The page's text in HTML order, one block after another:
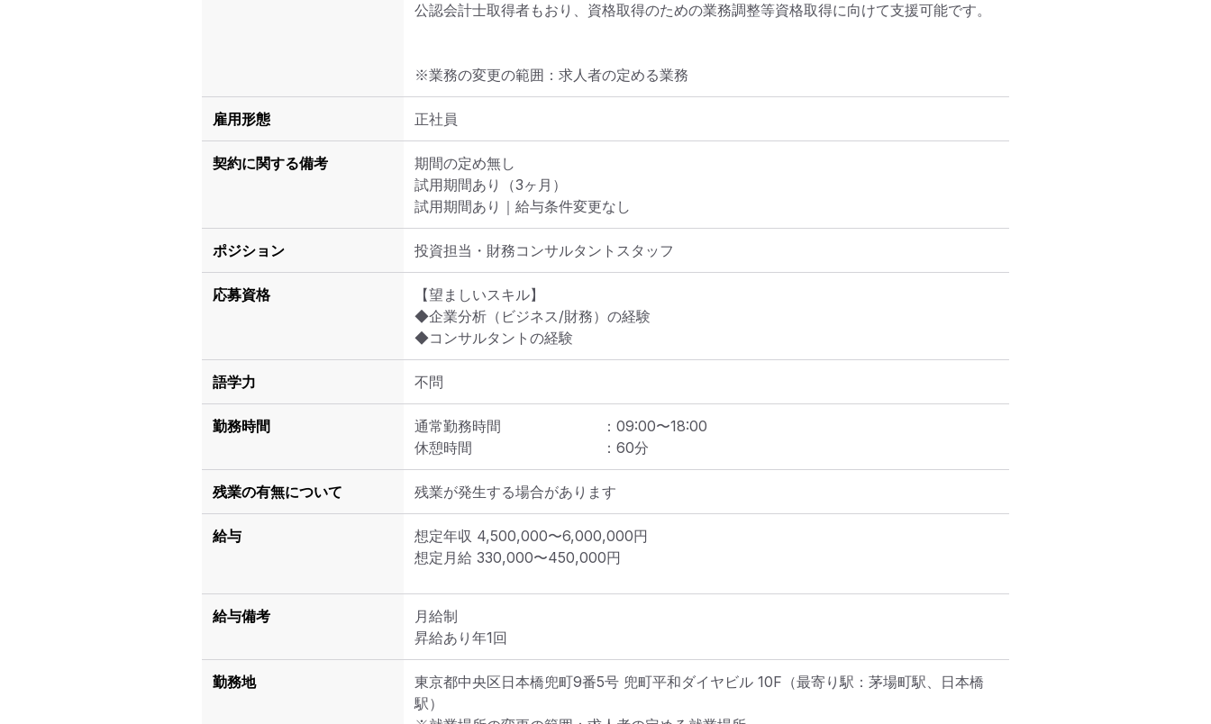
公認会計士取得者もおり、資格取得のための業務調整等資格取得に向けて支援可能です。
※業務の変更の範囲：求人者の定める業務
雇用形態 正社員
契約に関する備考
期間の定め無し
試用期間あり（3ヶ月）
試用期間あり｜給与条件変更なし
ポジション 投資担当・財務コンサルタントスタッフ
応募資格
【望ましいスキル】
◆企業分析（ビジネス/財務）の経験
◆コンサルタントの経験
語学力 不問
勤務時間 通常勤務時間 ： 09:00〜18:00
休憩時間
： 60分
残業の有無について 残業が発生する場合があります
給与 想定年収 4,500,000〜6,000,000円
想定月給 330,000〜450,000円
給与備考
月給制
昇給あり年1回
勤務地 東京都中央区日本橋兜町9番5号 兜町平和ダイヤビル 10F （最寄り駅：茅場町駅、日本橋
駅）